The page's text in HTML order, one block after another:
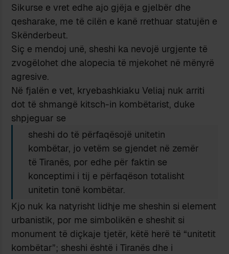
Sikurse e vret edhe ajo gjëja e gjelbër dhe
qesharake, me të cilën e kanë rrethuar statujën e
Skënderbeut.
Siç e mendoj unë, sheshi ka nevojë urgjente të
zvogëlohet dhe alopecia të mjekohet në mënyrë
agresive.
Në fjalën e vet, kryebashkiaku Veliaj nuk arriti
dot të shmangë kitsch-in kombëtarist, duke
shpjeguar se
sheshi do të përfaqësojë unitetin
kombëtar, jo vetëm se gjendet në zemër
të Tiranës, por edhe për faktin se
konceptimi i tij e përfaqëson totalisht
unitetin tonë kombëtar.
Kjo nuk ka natyrisht lidhje me sheshin si element
urbanistik, por me simbolikën e sheshit si
monument të diçkaje tjetër, këtë herë të “unitetit
kombëtar”; sheshi është i Tiranës dhe i